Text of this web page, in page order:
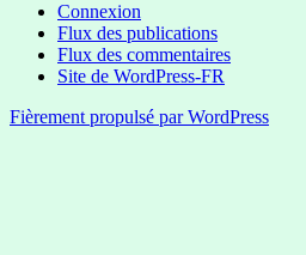
Connexion
Flux des publications
Flux des commentaires
Site de WordPress-FR
Fièrement propulsé par WordPress